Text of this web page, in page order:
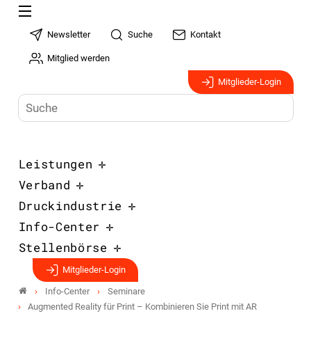
Newsletter Suche Kontakt
Mitglied werden
Mitglieder-Login
Leistungen
Verband
Druckindustrie
Info-Center
Stellenbörse
Mitglieder-Login
Info-Center
Seminare
Augmented Reality für Print – Kombinieren Sie Print mit AR